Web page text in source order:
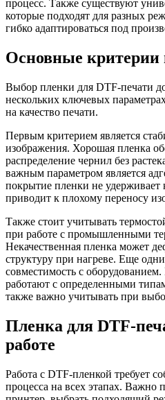
процесс. Также существуют
которые подходят для разных
гибко адаптироваться под
Основные критерии
Выбор пленки для DTF-печати
нескольких ключевых
на качество печати.
Первым критерием является
изображения. Хорошая пленка
распределение чернил без
важным параметром является
покрытие пленки не
приводит к плохому переносу
Также стоит учитывать
при работе с промышленными
Некачественная пленка может
структуру при нагреве. Еще
совместимость с
работают с определенными
также важно учитывать при
Пленка для DTF-
работе
Работа с DTF-пленкой требует
процесса на всех этапах. Важно